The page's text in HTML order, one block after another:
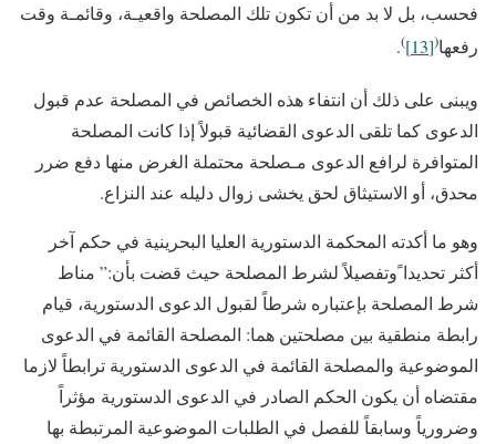
فحسب، بل لا بد من أن تكون تلك المصلحة واقعيـة، وقائمـة وقت
رفعها(
[13]
)
.
ويبنى على ذلك أن انتفاء هذه الخصائص في المصلحة عدم قبول
الدعوى كما تلقى الدعوى القضائية قبولاً إذا كانت المصلحة
المتوافرة لرافع الدعوى مـصلحة محتملة الغرض منها دفع ضرر
محدق، أو الاستيثاق لحق يخشى زوال دليله عند النزاع.
وهو ما أكدته المحكمة الدستورية العليا البحرينية في حكم آخر
أكثر تحديدا ًوتفصيلاً لشرط المصلحة حيث قضت بأن:” مناط
شرط المصلحة بإعتباره شرطاً لقبول الدعوى الدستورية، قيام
رابطة منطقية بين مصلحتين هما: المصلحة القائمة في الدعوى
الموضوعية والمصلحة القائمة في الدعوى الدستورية ترابطاً لازما
مقتضاه أن يكون الحكم الصادر في الدعوى الدستورية مؤثراً
وضرورياً وسابقاً للفصل في الطلبات الموضوعية المرتبطة بها